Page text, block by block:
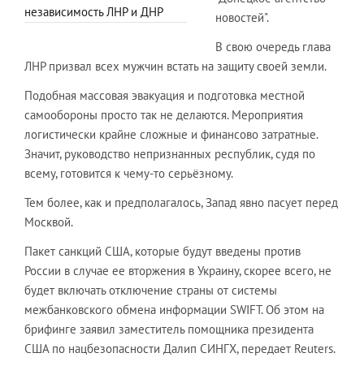
независимость ЛНР и ДНР
новостей".
В свою очередь глава
ЛНР призвал всех мужчин встать на защиту своей земли.
Подобная массовая эвакуация и подготовка местной
самообороны просто так не делаются. Мероприятия
логистически крайне сложные и финансово затратные.
Значит, руководство непризнанных республик, судя по
всему, готовится к чему-то серьёзному.
Тем более, как и предполагалось, Запад явно пасует перед
Москвой.
Пакет санкций США, которые будут введены против
России в случае ее вторжения в Украину, скорее всего, не
будет включать отключение страны от системы
межбанковского обмена информации SWIFT. Об этом на
брифинге заявил заместитель помощника президента
США по нацбезопасности Далип СИНГХ, передает Reuters.